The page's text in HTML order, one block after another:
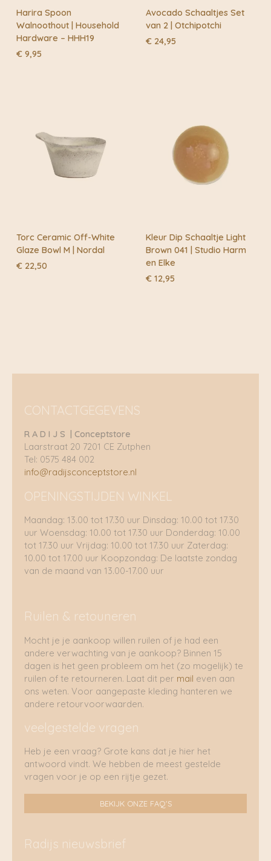
Bij Nordal Interiors gebruiken ze hoogwaardige
materialen en ontwerpen die tegelijkertijd functioneel
en stijlvol zijn, zal een item van Nordal zal ongetwijfeld
karakter toevoegen aan de meeste huizen –
organische vormen en materialen zoals bamboe en
hout. Nordal helpt om voor jou het juiste thuisgevoel te
creëren.
Harira Spoon
Walnoothout | Household
Hardware – HHH19
€ 9,95
Avocado Schaaltjes Set
van 2 | Otchipotchi
€ 24,95
Torc Ceramic Off-White
Glaze Bowl M | Nordal
€ 22,50
Kleur Dip Schaaltje Light
Brown 041 | Studio Harm
en Elke
€ 12,95
CONTACTGEGEVENS
R A D I J S | Conceptstore
Laarstraat 20 7201 CE Zutphen
Tel: 0575 484 002
info@radijsconceptstore.nl
OPENINGSTIJDEN WINKEL
Maandag: 13.00 tot 17.30 uur Dinsdag: 10.00 tot 17.30
uur Woensdag: 10.00 tot 17.30 uur Donderdag: 10.00
tot 17.30 uur Vrijdag: 10.00 tot 17.30 uur Zaterdag:
10.00 tot 17.00 uur Koopzondag: De laatste zondag
van de maand van 13.00-17.00 uur
Ruilen & retouneren
Mocht je je aankoop willen ruilen of je had een
andere verwachting van je aankoop? Binnen 15
dagen is het geen probleem om het (zo mogelijk) te
ruilen of te retourneren. Laat dit per mail even aan
ons weten. Voor aangepaste kleding hanteren we
andere retourvoorwaarden.
veelgestelde vragen
Heb je een vraag? Grote kans dat je hier het
antwoord vindt. We hebben de meest gestelde
vragen voor je op een rijtje gezet.
BEKIJK ONZE FAQ'S
Radijs nieuwsbrief